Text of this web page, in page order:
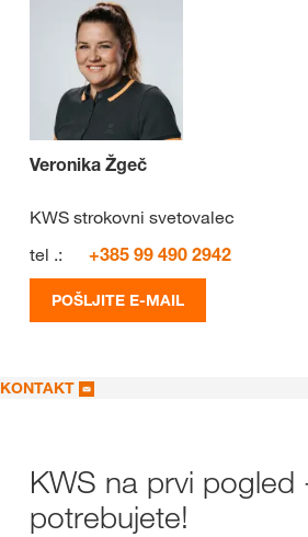
Veronika Žgeč
KWS strokovni svetovalec
tel .:
+385 99 490 2942
POŠLJITE E-MAIL
KONTAKT
KWS na prvi pogled
potrebujete!